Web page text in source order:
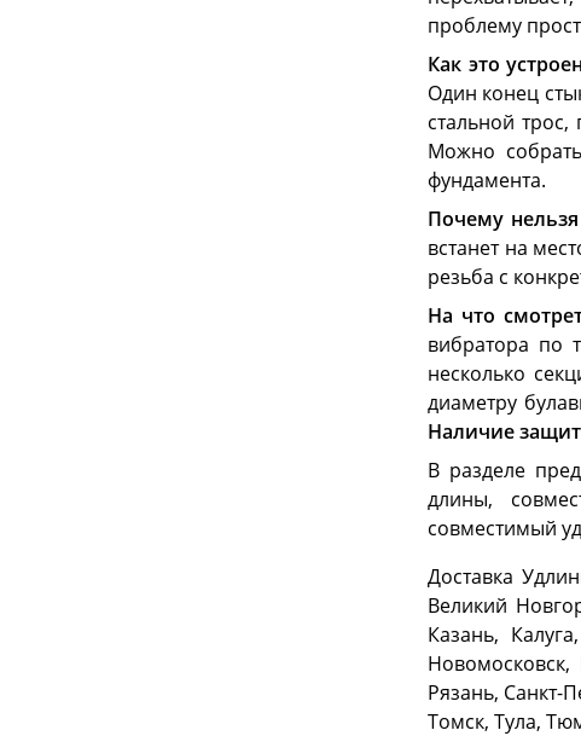
проблему
Как это
Один конец
стальной
Можно
фундамента.
Почему
встанет на
резьба с
На что
вибратора по
несколько
диаметру
Наличие
В разделе
длины,
совместимый
Доставка
Великий
Казань,
Рязань, Санкт-
Томск, Тула,